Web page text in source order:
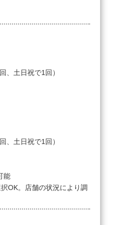
+交通費
交通費
円+歩合+交通費
+歩合+交通費
2ヶ月 / 月給 250,000円 〜
ト】
円
日は出勤）10時〜20時
、土日祝で1回）
、土日祝で1回）
能
OK。店舗の状況により調